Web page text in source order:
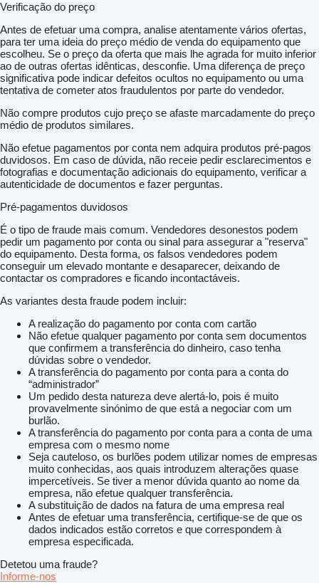
Verificação do preço
Antes de efetuar uma compra, analise atentamente vários ofertas,
para ter uma ideia do preço médio de venda do equipamento que
escolheu. Se o preço da oferta que mais lhe agrada for muito inferior
ao de outras ofertas idênticas, desconfie. Uma diferença de preço
significativa pode indicar defeitos ocultos no equipamento ou uma
tentativa de cometer atos fraudulentos por parte do vendedor.
Não compre produtos cujo preço se afaste marcadamente do preço
médio de produtos similares.
Não efetue pagamentos por conta nem adquira produtos pré-pagos
duvidosos. Em caso de dúvida, não receie pedir esclarecimentos e
fotografias e documentação adicionais do equipamento, verificar a
autenticidade de documentos e fazer perguntas.
Pré-pagamentos duvidosos
É o tipo de fraude mais comum. Vendedores desonestos podem
pedir um pagamento por conta ou sinal para assegurar a "reserva"
do equipamento. Desta forma, os falsos vendedores podem
conseguir um elevado montante e desaparecer, deixando de
contactar os compradores e ficando incontactáveis.
As variantes desta fraude podem incluir:
A realização do pagamento por conta com cartão
Não efetue qualquer pagamento por conta sem documentos
que confirmem a transferência do dinheiro, caso tenha
dúvidas sobre o vendedor.
A transferência do pagamento por conta para a conta do
“administrador”
Um pedido desta natureza deve alertá-lo, pois é muito
provavelmente sinónimo de que está a negociar com um
burlão.
A transferência do pagamento por conta para a conta de uma
empresa com o mesmo nome
Seja cauteloso, os burlões podem utilizar nomes de empresas
muito conhecidas, aos quais introduzem alterações quase
impercetíveis. Se tiver a menor dúvida quanto ao nome da
empresa, não efetue qualquer transferência.
A substituição de dados na fatura de uma empresa real
Antes de efetuar uma transferência, certifique-se de que os
dados indicados estão corretos e que correspondem à
empresa especificada.
Detetou uma fraude?
Informe-nos